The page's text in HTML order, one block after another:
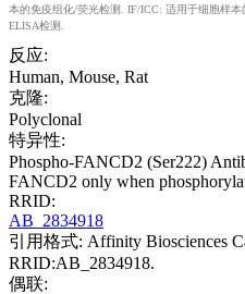
本的免疫组化/荧光检测. IF/ICC: 适用于细胞样本
ELISA检测.
反应:
Human, Mouse, Rat
克隆:
Polyclonal
特异性:
Phospho-FANCD2 (Ser222)
FANCD2 only when
RRID:
AB_2834918
引用格式: Affinity Biosciences
RRID:AB_2834918.
偶联: